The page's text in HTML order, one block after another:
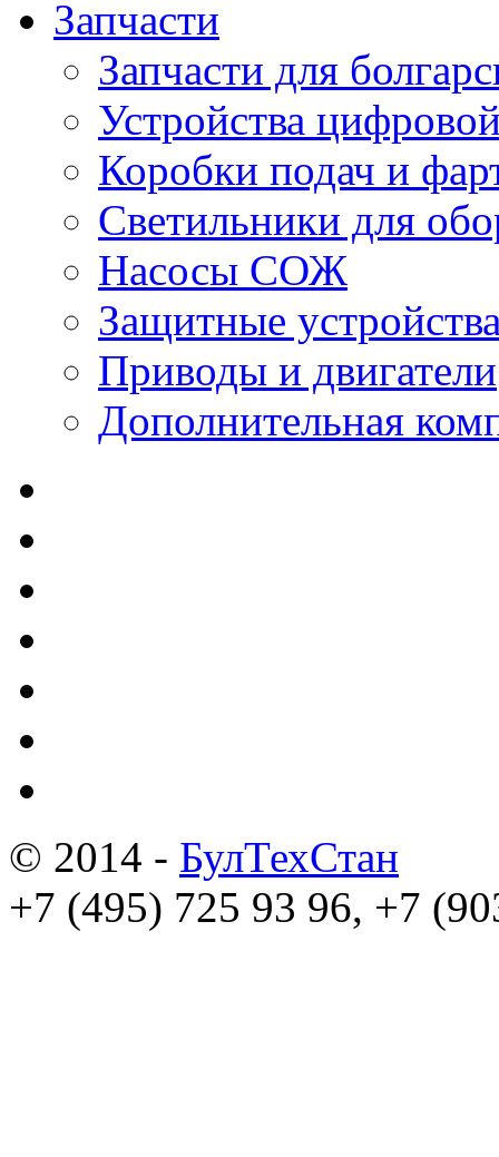
Запчасти
Запчасти для
Устройства
Коробки подач и
Светильники для
Насосы СОЖ
Защитные
Приводы и двигатели
Дополнительная
© 2014 - БулТехСтан
+7 (495) 725 93 96, +7